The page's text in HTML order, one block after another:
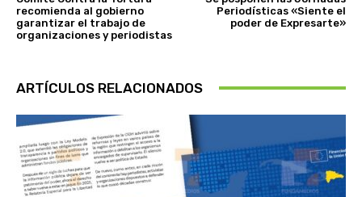
recomienda al gobierno
garantizar el trabajo de
organizaciones y periodistas
Periodísticas «Siente el
poder de Expresarte»
ARTÍCULOS RELACIONADOS